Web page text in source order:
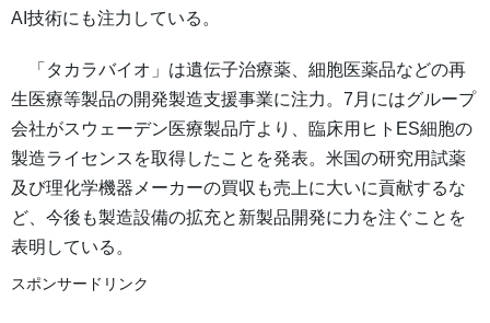
AI技術にも注力している。
「タカラバイオ」は遺伝子治療薬、細胞医薬品などの再
生医療等製品の開発製造支援事業に注力。7月にはグループ
会社がスウェーデン医療製品庁より、臨床用ヒトES細胞の
製造ライセンスを取得したことを発表。米国の研究用試薬
及び理化学機器メーカーの買収も売上に大いに貢献するな
ど、今後も製造設備の拡充と新製品開発に力を注ぐことを
表明している。
スポンサードリンク